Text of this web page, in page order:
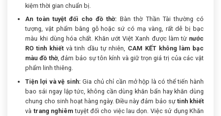
kiệm thời gian chuẩn bị.
An toàn tuyệt đối cho đồ thờ: Bàn thờ Thần Tài thường có
tượng, vật phẩm bằng gỗ hoặc sứ có mạ vàng, rất dễ bị bạc
màu khi dùng hóa chất. Khăn ướt Việt Xanh được làm từ nước
RO tinh khiếtvà tinh dầu tự nhiên, CAM KẾT không làm bạc
màu đồ thờ, đảm bảo sự tôn kính và giữ trọn giá trị của các vật
phẩm linh thiêng.
Tiện lợi và vệ sinh: Gia chủ chỉ cần mở hộp là có thể tiến hành
bao sái ngay lập tức, không cần dùng khăn bẩn hay khăn dùng
chung cho sinh hoạt hàng ngày. Điều này đảm bảo sự tinh khiết
và trang nghiêm tuyệt đối cho việc lau dọn. Việc sử dụng Khăn